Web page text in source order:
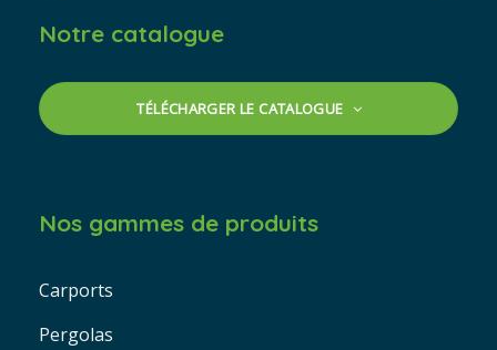
Notre catalogue
TÉLÉCHARGER LE CATALOGUE
Nos gammes de produits
Carports
Pergolas